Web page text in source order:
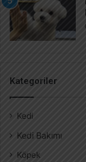
Kategoriler
Kedi
Kedi Bakımı
Köpek